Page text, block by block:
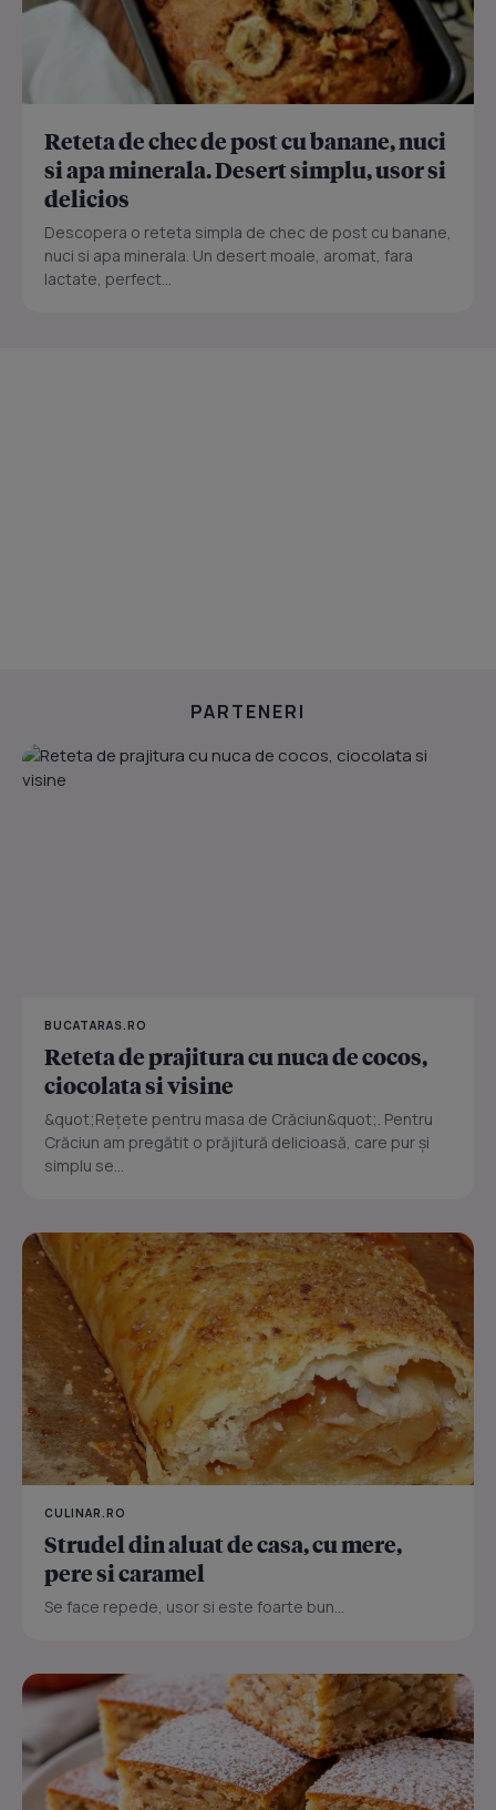
Reteta de chec de post cu banane, nuci
si apa minerala. Desert simplu, usor si
delicios
Descopera o reteta simpla de chec de post cu banane,
nuci si apa minerala. Un desert moale, aromat, fara
lactate, perfect...
PARTENERI
BUCATARAS.RO
Reteta de prajitura cu nuca de cocos,
ciocolata si visine
&quot;Rețete pentru masa de Crăciun&quot;. Pentru
Crăciun am pregătit o prăjitură delicioasă, care pur și
simplu se...
CULINAR.RO
Strudel din aluat de casa, cu mere,
pere si caramel
Se face repede, usor si este foarte bun...